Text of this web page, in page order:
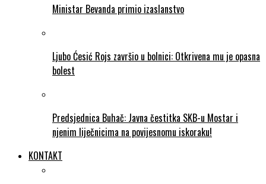
Ministar Bevanda primio izaslanstvo
Ljubo Ćesić Rojs završio u bolnici: Otkrivena mu je opasna
bolest
Predsjednica Buhač: Javna čestitka SKB-u Mostar i
njenim liječnicima na povijesnomu iskoraku!
KONTAKT